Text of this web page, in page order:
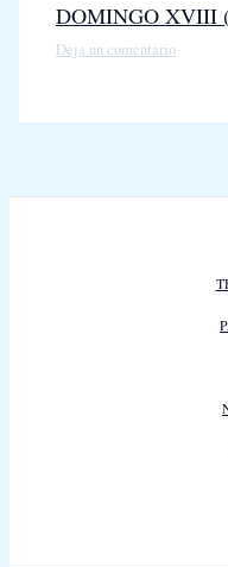
DOMINGO XVIII
Deja un comentario